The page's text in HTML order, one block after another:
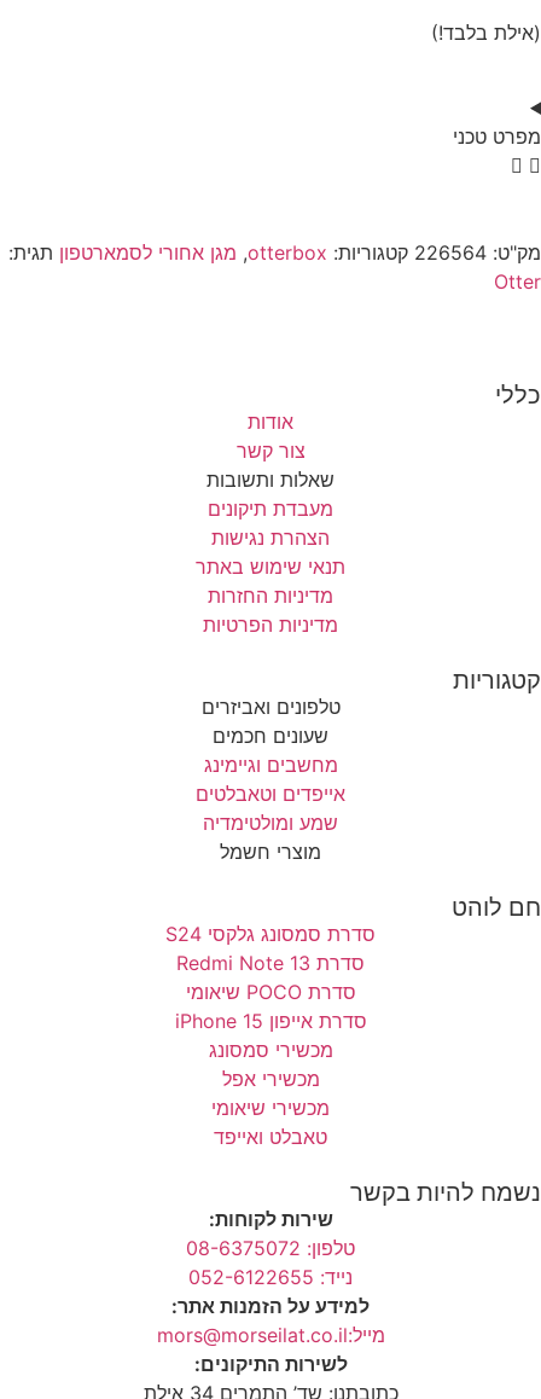
(אילת בלבד!)
מפרט טכני
מק"ט: 226564 קטגוריות: otterbox
, מגן אחורי לסמארטפון תגית:
Otter
כללי
אודות
צור קשר
שאלות ותשובות
מעבדת תיקונים
הצהרת נגישות
תנאי שימוש באתר
מדיניות החזרות
מדיניות הפרטיות
קטגוריות
טלפונים ואביזרים
שעונים חכמים
מחשבים וגיימינג
אייפדים וטאבלטים
שמע ומולטימדיה
מוצרי חשמל
חם לוהט
סדרת סמסונג גלקסי S24
סדרת Redmi Note 13
סדרת POCO שיאומי
סדרת אייפון 15 iPhone
מכשירי סמסונג
מכשירי אפל
מכשירי שיאומי
טאבלט ואייפד
נשמח להיות בקשר
שירות לקוחות:
טלפון: 08-6375072
נייד: 052-6122655
למידע על הזמנות אתר:
מייל:mors@morseilat.co.il
לשירות התיקונים:
כתובתנו: שד’ התמרים 34 אילת